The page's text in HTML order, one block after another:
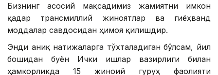
Бизнинг асосий мақсадимиз жамиятни имкон
қадар трансмиллий жиноятлар ва гиёҳванд
моддалар савдосидан ҳимоя қилишдир.
Энди аниқ натижаларга тўхталадиган бўлсам, йил
бошидан буён Ички ишлар вазирлиги билан
ҳамкорликда 15 жиноий гуруҳ фаолияти